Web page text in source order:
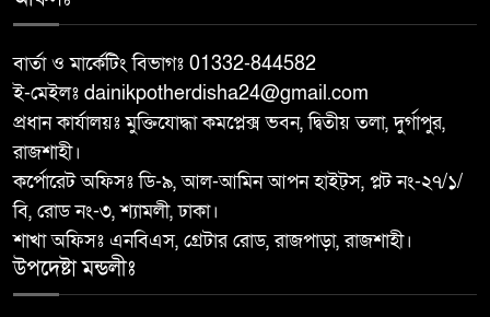
পরিবারের সদস্য ও জুলাই যোদ্ধাদের
সংবর্ধনা, আলোচনা সভা
মান্দায় অগ্নিকাণ্ডে ক্ষতিগ্রস্ত পরিবারের
পাশে এমপি ডাঃ ইকরামুল বারী টিপু
৯
তানোরে কমিউনিটি পুলিশিং সভা
১০
বার্তা ও মার্কেটিং বিভাগঃ 01332-844582
ই-মেইলঃ dainikpotherdisha24@gmail.com
প্রধান কার্যালয়ঃ মুক্তিযোদ্ধা কমপ্লেক্স ভবন, দ্বিতীয় তলা, দুর্গাপুর,
রাজশাহী।
কর্পোরেট অফিসঃ ডি-৯, আল-আমিন আপন হাইট্স, প্লট নং-২৭/১/
বি, রোড নং-৩, শ্যামলী, ঢাকা।
শাখা অফিসঃ এনবিএস, গ্রেটার রোড, রাজপাড়া, রাজশাহী।
উপদেষ্টা মন্ডলীঃ